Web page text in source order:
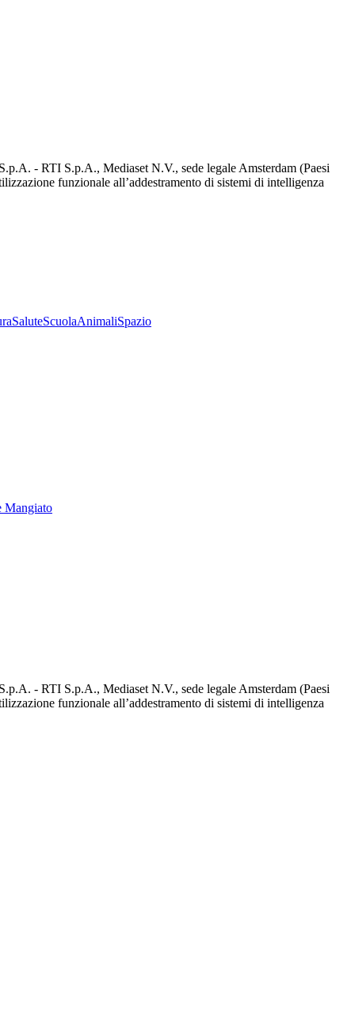
- RTI S.p.A., Mediaset N.V., sede legale Amsterdam (Paesi
funzionale all’addestramento di sistemi di intelligenza
SaluteScuolaAnimaliSpazio
Mangiato
- RTI S.p.A., Mediaset N.V., sede legale Amsterdam (Paesi
funzionale all’addestramento di sistemi di intelligenza